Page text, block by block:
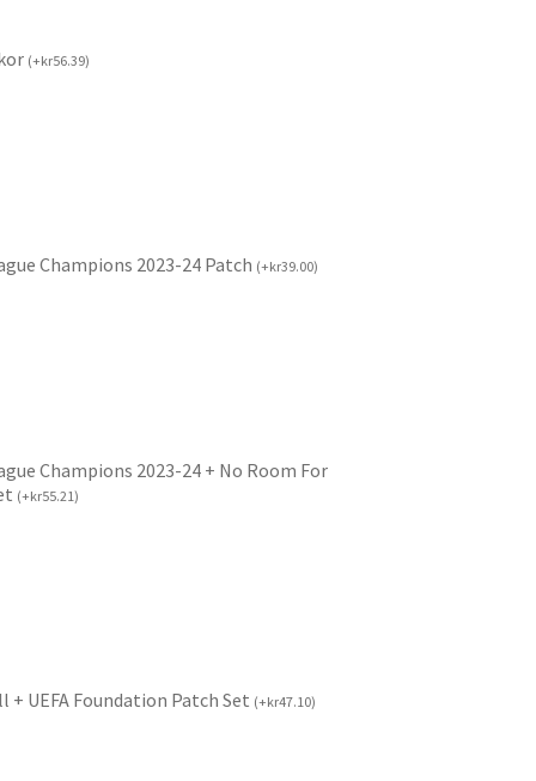
(+kr56.39)
Champions 2023-24 Patch (+kr39.00)
Champions 2023-24 + No Room For
(+kr55.21)
+ UEFA Foundation Patch Set (+kr47.10)